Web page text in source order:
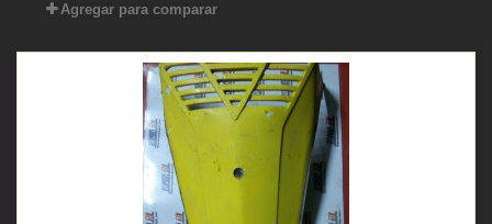
Agregar para comparar